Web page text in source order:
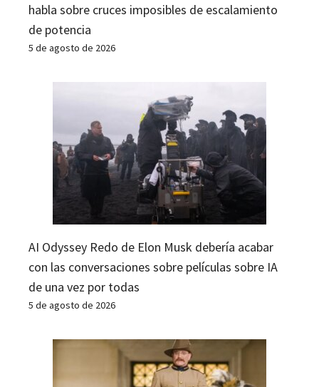
habla sobre cruces imposibles de escalamiento
de potencia
5 de agosto de 2026
AI Odyssey Redo de Elon Musk debería acabar
con las conversaciones sobre películas sobre IA
de una vez por todas
5 de agosto de 2026